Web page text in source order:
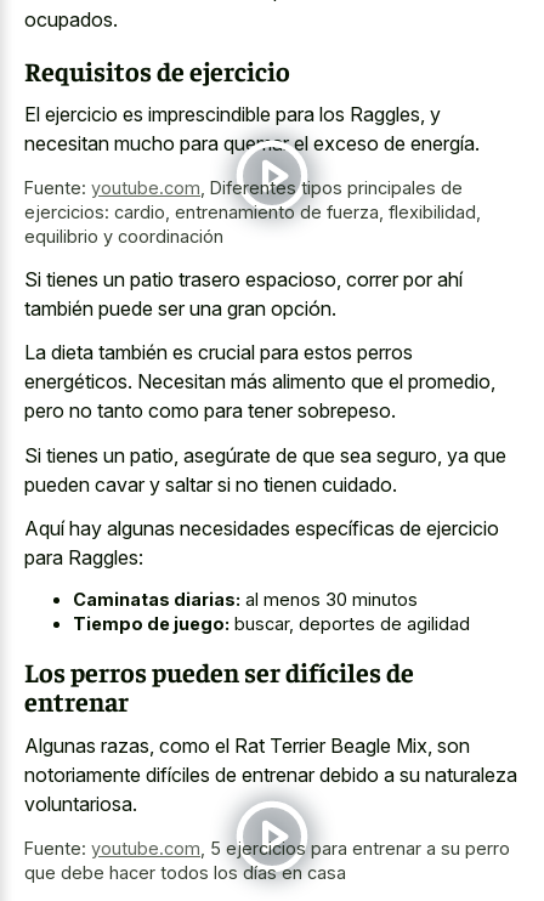
ocupados.
Requisitos de ejercicio
El ejercicio es imprescindible para los Raggles, y
necesitan mucho para quemar el exceso de energía.
Fuente: youtube.com Diferentes tipos principales de
ejercicios: cardio, entrenamiento de fuerza, flexibilidad,
equilibrio y coordinación
Si tienes un patio trasero espacioso, correr por ahí
también puede ser una gran opción.
La dieta también es crucial para estos perros
energéticos. Necesitan más alimento que el promedio,
pero no tanto como para tener sobrepeso.
Si tienes un patio, asegúrate de que sea seguro, ya que
pueden cavar y saltar si no tienen cuidado.
Aquí hay algunas necesidades específicas de ejercicio
para Raggles:
Caminatas diarias: al menos 30 minutos
Tiempo de juego: buscar, deportes de agilidad
Los perros pueden ser difíciles de
entrenar
Algunas razas, como el Rat Terrier Beagle Mix, son
notoriamente difíciles de entrenar debido a su naturaleza
voluntariosa.
Fuente: youtube.com 5 ejercicios para entrenar a su perro
que debe hacer todos los días en casa